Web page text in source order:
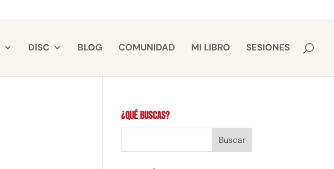
DISC BLOG COMUNIDAD MI LIBRO SESIONES
¿Qué buscas?